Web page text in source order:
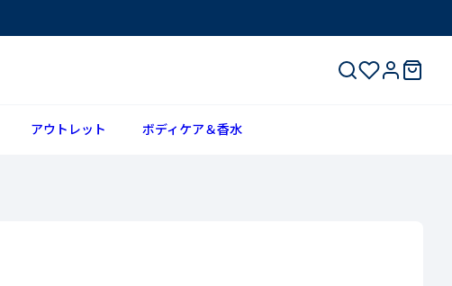
アウトレット ボディケア＆香水